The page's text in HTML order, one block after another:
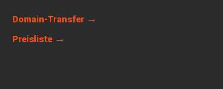
Domain-Transfer →
Preisliste →